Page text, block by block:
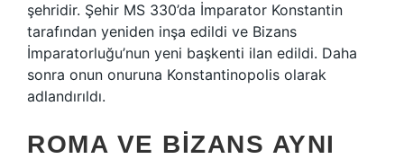
şehridir. Şehir MS 330’da İmparator Konstantin
tarafından yeniden inşa edildi ve Bizans
İmparatorluğu’nun yeni başkenti ilan edildi. Daha
sonra onun onuruna Konstantinopolis olarak
adlandırıldı.
ROMA VE BIZANS AYNI